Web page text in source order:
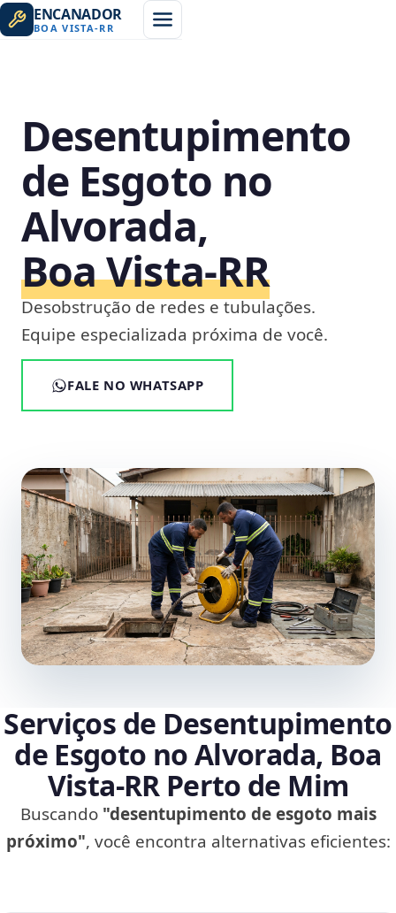
ENCANADOR
BOA VISTA-RR
Desentupimento
de Esgoto no
Alvorada,
Boa Vista‑RR
Desobstrução de redes e tubulações.
Equipe especializada próxima de você.
FALE NO WHATSAPP
Serviços de Desentupimento
de Esgoto no Alvorada, Boa
Vista‑RR Perto de Mim
Buscando "desentupimento de esgoto mais
próximo", você encontra alternativas eficientes: